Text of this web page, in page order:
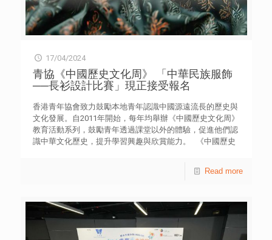
17/04/2024
青協《中國歷史文化周》 「中華民族服飾
──長衫設計比賽」現正接受報名
香港青年協會致力鼓勵本地青年認識中國源遠流長的歷史與
文化發展。自2011年開始，每年均舉辦《中國歷史文化周》
教育活動系列，鼓勵青年透過課堂以外的體驗，促進他們認
識中華文化歷史，提升學習興趣與欣賞能力。 《中國歷史
會經濟發展和人民生活面貌對不同時期服飾的影響，以及學
迎全港中學生、18 歲或以下青年以隊際形式參賽，參賽者
須提交長衫的造型設計作品，男女造型均可，並就設計簡
介、靈感來源、物料選取、編織結構和顏色配搭等提交資
Read more